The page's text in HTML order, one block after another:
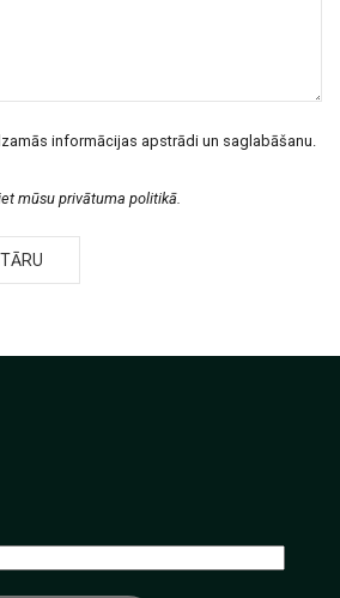
informācijas apstrādi un saglabāšanu.
mūsu privātuma politikā.